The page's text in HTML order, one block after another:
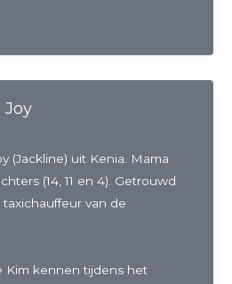
(Jackline) uit Kenia. Mama
(14, 11 en 4). Getrouwd
van de
Kim kennen tijdens het